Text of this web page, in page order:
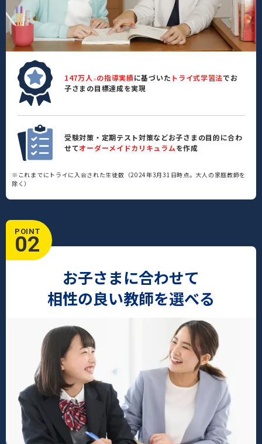
147万人 ※ の指導実績に基づいた トライ式学習法でお
子さまの目標達成を実現
受験対策・定期テスト対策などお子さまの目的に合わ
せてオーダーメイドカリキュラムを作成
※これまでにトライに入会された生徒数（2024年3月31日時点。大人の家庭教師を
除く）
POINT
02
お子さまに合わせて
相性の良い教師を選べる